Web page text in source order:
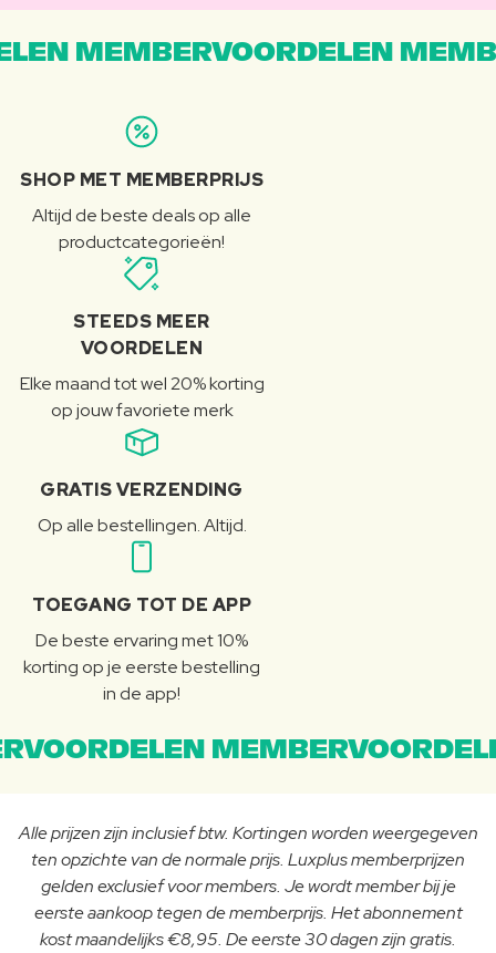
MEMBERVOORDELEN
SHOP MET MEMBERPRIJS
Altijd de beste deals op alle
productcategorieën!
STEEDS MEER
VOORDELEN
Elke maand tot wel 20% korting
op jouw favoriete merk
GRATIS VERZENDING
Op alle bestellingen. Altijd.
TOEGANG TOT DE APP
De beste ervaring met 10%
korting op je eerste bestelling
in de app!
Alle prijzen zijn inclusief btw. Kortingen worden weergegeven
ten opzichte van de normale prijs. Luxplus memberprijzen
gelden exclusief voor members. Je wordt member bij je
eerste aankoop tegen de memberprijs. Het abonnement
kost maandelijks €8,95. De eerste 30 dagen zijn gratis.